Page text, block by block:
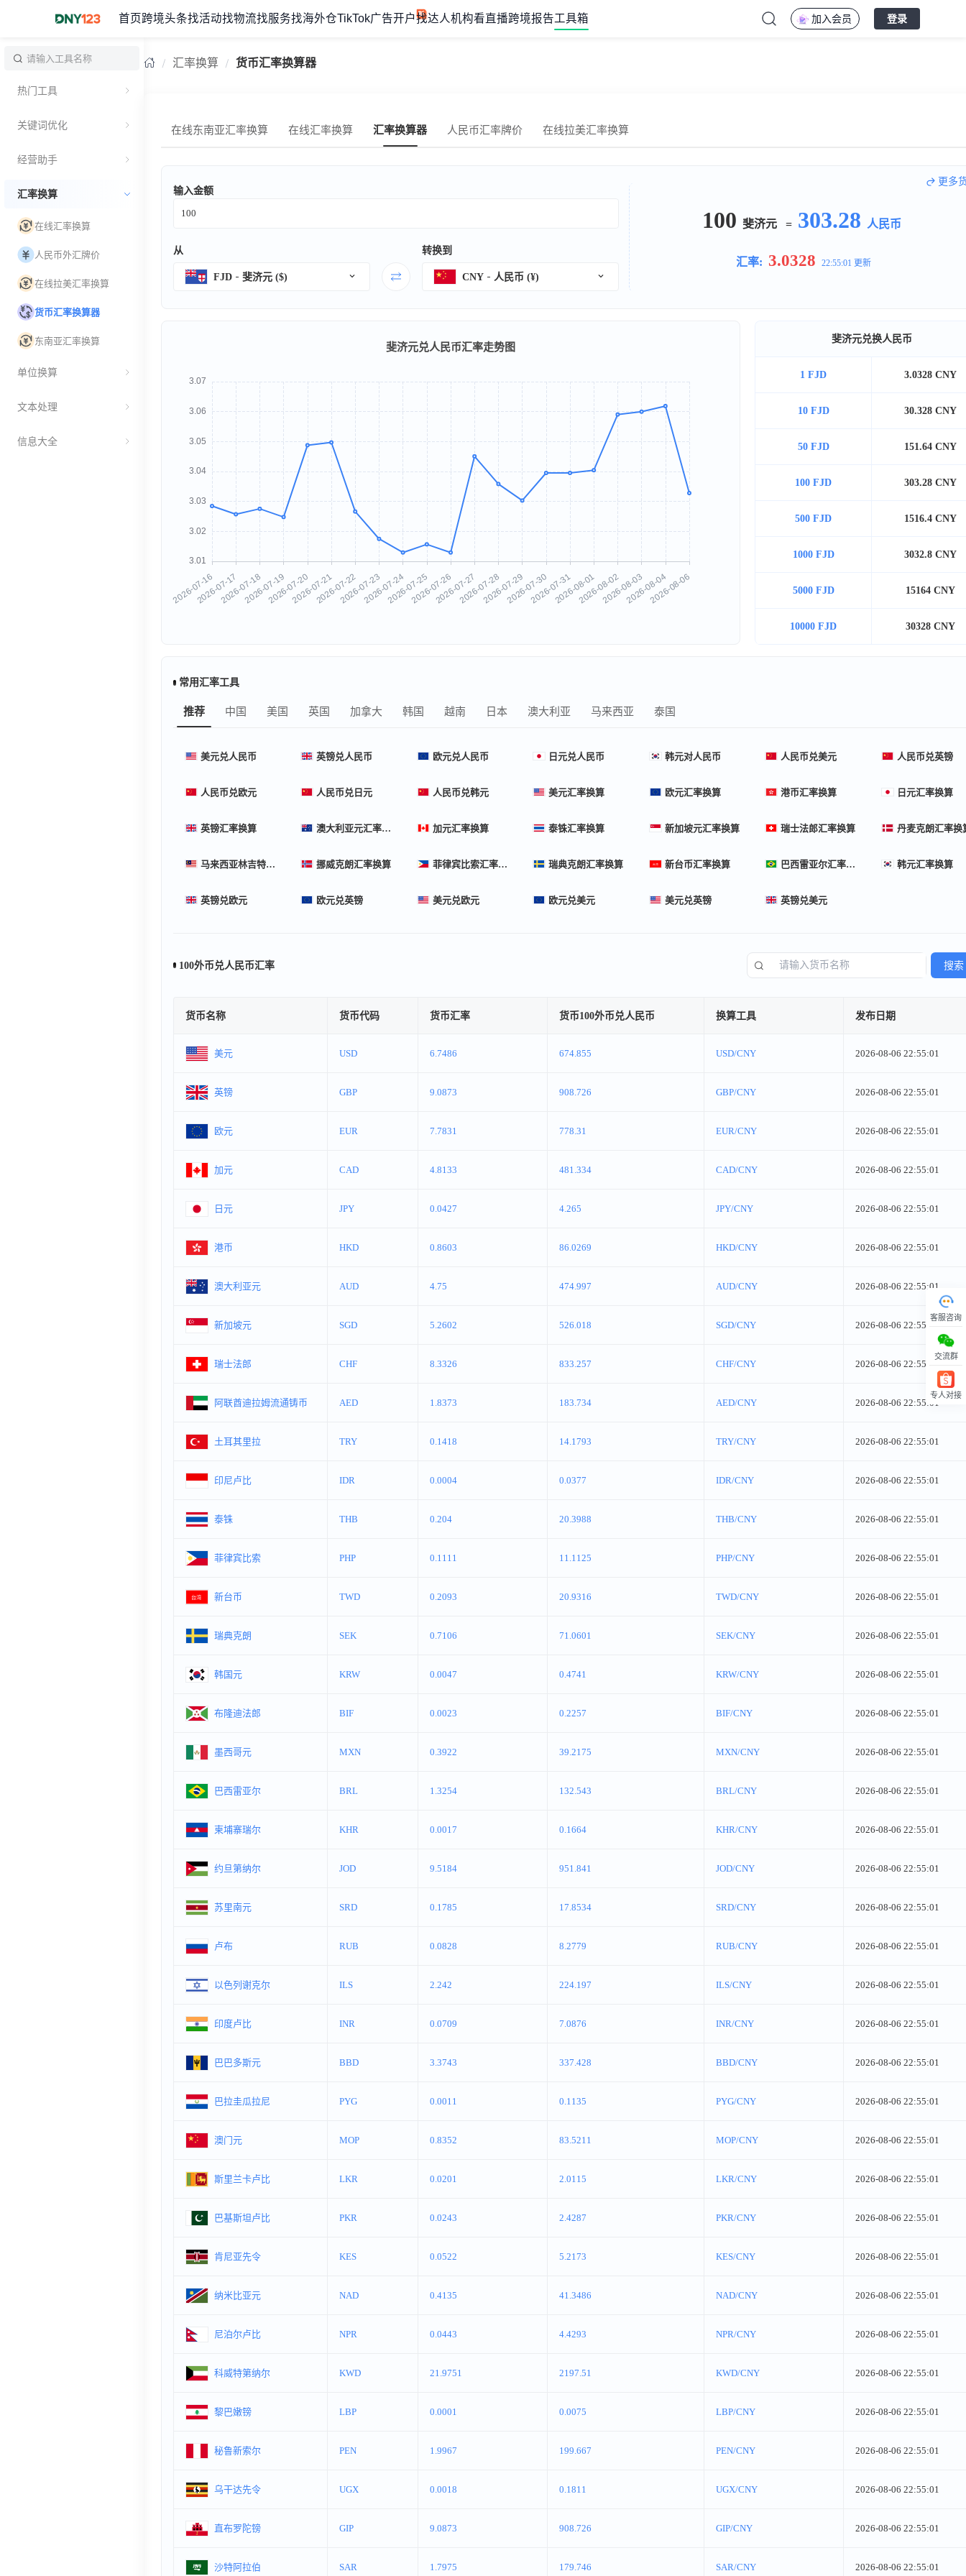
首页 跨境头条找活动找物流找服务找海外仓TikTok广告开户找达人机构看直播跨境报告工具箱 加入会员 登录
热门工具
关键词优化
经营助手
汇率换算
在线汇率换算
人民币外汇牌价
在线拉美汇率换算
货币汇率换算器
东南亚汇率换算
单位换算
文本处理
信息大全
汇率换算 货币汇率换算器
在线东南亚汇率换算 在线汇率换算 汇率换算器 人民币汇率牌价 在线拉美汇率换算
更多
输入金额
从
FJD 斐济元 ($)
转换到
CNY 人民币 (¥)
100 斐济元 = 303.28 人民币
汇率: 3.0328 22:55:01 更新
斐济元兑换人民币
1 FJD 3.0328 CNY
10 FJD 30.328 CNY
50 FJD 151.64 CNY
100 FJD 303.28 CNY
500 FJD 1516.4 CNY
1000 FJD 3032.8 CNY
5000 FJD 15164 CNY
10000 FJD 30328 CNY
常用汇率工具
推荐 中国 美国 英国 加拿大 韩国 越南 日本 澳大利亚 马来西亚 泰国
美元兑人民币 英镑兑人民币 欧元兑人民币 日元兑人民币 韩元对人民币 人民币兑美元 人民币兑英镑
人民币兑欧元 人民币兑日元 人民币兑韩元 美元汇率换算 欧元汇率换算 港币汇率换算 日元汇率换算
英镑汇率换算 澳大利亚元汇率换算 加元汇率换算 泰铢汇率换算 新加坡元汇率换算 瑞士法郎汇率换算 丹麦克朗汇率换
马来西亚林吉特汇率换算 挪威克朗汇率换算 菲律宾比索汇率换算 瑞典克朗汇率换算 新台币汇率换算 巴西雷亚尔汇率换算 韩元汇率换算
英镑兑欧元 欧元兑英镑 美元兑欧元 欧元兑美元 美元兑英镑 英镑兑美元
100外币兑人民币汇率 搜索
货币名称 货币代码 货币汇率 货币100外币兑人民币 换算工具 发布日期
美元 USD 6.7486 674.855 USD/CNY 2026-08-06 22:55:01
英镑 GBP 9.0873 908.726 GBP/CNY 2026-08-06 22:55:01
欧元 EUR 7.7831 778.31 EUR/CNY 2026-08-06 22:55:01
加元 CAD 4.8133 481.334 CAD/CNY 2026-08-06 22:55:01
日元 JPY 0.0427 4.265 JPY/CNY 2026-08-06 22:55:01
港币 HKD 0.8603 86.0269 HKD/CNY 2026-08-06 22:55:01
澳大利亚元 AUD 4.75 474.997 AUD/CNY 2026-08-06 22:55:01
新加坡元 SGD 5.2602 526.018 SGD/CNY 2026-08-06 22:55:01
瑞士法郎 CHF 8.3326 833.257 CHF/CNY 2026-08-06 22:55:01
阿联酋迪拉姆流通铸币 AED 1.8373 183.734 AED/CNY 2026-08-06 22:55:01
土耳其里拉 TRY 0.1418 14.1793 TRY/CNY 2026-08-06 22:55:01
印尼卢比 IDR 0.0004 0.0377 IDR/CNY 2026-08-06 22:55:01
泰铢 THB 0.204 20.3988 THB/CNY 2026-08-06 22:55:01
菲律宾比索 PHP 0.1111 11.1125 PHP/CNY 2026-08-06 22:55:01
新台币 TWD 0.2093 20.9316 TWD/CNY 2026-08-06 22:55:01
瑞典克朗 SEK 0.7106 71.0601 SEK/CNY 2026-08-06 22:55:01
韩国元 KRW 0.0047 0.4741 KRW/CNY 2026-08-06 22:55:01
布隆迪法郎 BIF 0.0023 0.2257 BIF/CNY 2026-08-06 22:55:01
墨西哥元 MXN 0.3922 39.2175 MXN/CNY 2026-08-06 22:55:01
巴西雷亚尔 BRL 1.3254 132.543 BRL/CNY 2026-08-06 22:55:01
柬埔寨瑞尔 KHR 0.0017 0.1664 KHR/CNY 2026-08-06 22:55:01
约旦第纳尔 JOD 9.5184 951.841 JOD/CNY 2026-08-06 22:55:01
苏里南元 SRD 0.1785 17.8534 SRD/CNY 2026-08-06 22:55:01
卢布 RUB 0.0828 8.2779 RUB/CNY 2026-08-06 22:55:01
以色列谢克尔 ILS 2.242 224.197 ILS/CNY 2026-08-06 22:55:01
印度卢比 INR 0.0709 7.0876 INR/CNY 2026-08-06 22:55:01
巴巴多斯元 BBD 3.3743 337.428 BBD/CNY 2026-08-06 22:55:01
巴拉圭瓜拉尼 PYG 0.0011 0.1135 PYG/CNY 2026-08-06 22:55:01
澳门元 MOP 0.8352 83.5211 MOP/CNY 2026-08-06 22:55:01
斯里兰卡卢比 LKR 0.0201 2.0115 LKR/CNY 2026-08-06 22:55:01
巴基斯坦卢比 PKR 0.0243 2.4287 PKR/CNY 2026-08-06 22:55:01
肯尼亚先令 KES 0.0522 5.2173 KES/CNY 2026-08-06 22:55:01
纳米比亚元 NAD 0.4135 41.3486 NAD/CNY 2026-08-06 22:55:01
尼泊尔卢比 NPR 0.0443 4.4293 NPR/CNY 2026-08-06 22:55:01
科威特第纳尔 KWD 21.9751 2197.51 KWD/CNY 2026-08-06 22:55:01
黎巴嫩镑 LBP 0.0001 0.0075 LBP/CNY 2026-08-06 22:55:01
秘鲁新索尔 PEN 1.9967 199.667 PEN/CNY 2026-08-06 22:55:01
乌干达先令 UGX 0.0018 0.1811 UGX/CNY 2026-08-06 22:55:01
直布罗陀镑 GIP 9.0873 908.726 GIP/CNY 2026-08-06 22:55:01
沙特阿拉伯 SAR 1.7975 179.746 SAR/CNY 2026-08-06 22:55:01
客服咨询
交流群
专人对接
回顶部